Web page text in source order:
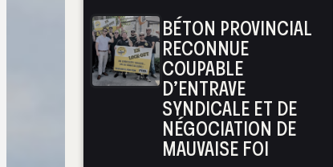
BÉTON PROVINCIAL
RECONNUE
COUPABLE
D’ENTRAVE
SYNDICALE ET DE
NÉGOCIATION DE
MAUVAISE FOI